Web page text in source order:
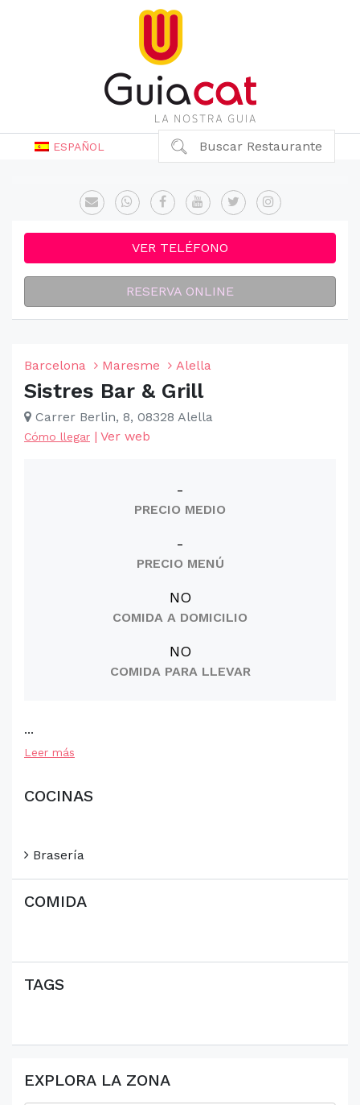
ESPAÑOL Buscar Restaurante
VER TELÉFONO
RESERVA ONLINE
Barcelona Maresme Alella
Sistres Bar & Grill
Carrer Berlin, 8, 08328 Alella
Cómo llegar | Ver web
-
PRECIO MEDIO
-
PRECIO MENÚ
NO
COMIDA A DOMICILIO
NO
COMIDA PARA LLEVAR
...
Leer más
COCINAS
Brasería
COMIDA
TAGS
EXPLORA LA ZONA